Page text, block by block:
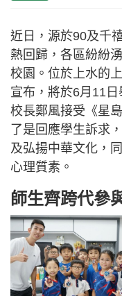
近日，源於90及千
熱回歸，各區紛紛
校園。位於上水的
宣布，將於6月11
校長鄭風接受《星
了是回應學生訴求
及弘揚中華文化，
心理質素。
師生齊跨代參